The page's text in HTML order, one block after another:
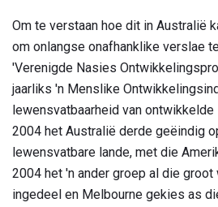
Om te verstaan ​​hoe dit in Australië
om onlangse onafhanklike verslae
'Verenigde Nasies
jaarliks ​​'n Menslike
lewensvatbaarheid van ontwikkelde
2004 het Australië derde geëindig
lewensvatbare lande, met die
2004 het 'n ander groep al die
ingedeel en Melbourne gekies as